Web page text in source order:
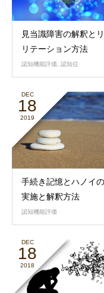
見当識障害の解釈と
リテーション方法
認知機能評価 認知症
DEC
18
2019
手続き記憶とハノイ
実施と解釈方法
認知機能評価
DEC
18
2018